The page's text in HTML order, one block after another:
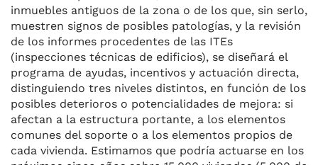
inmuebles antiguos de la zona o de los que, sin serlo,
muestren signos de posibles patologías, y la revisión
de los informes procedentes de las ITEs
(inspecciones técnicas de edificios), se diseñará el
programa de ayudas, incentivos y actuación directa,
distinguiendo tres niveles distintos, en función de los
posibles deterioros o potencialidades de mejora: si
afectan a la estructura portante, a los elementos
comunes del soporte o a los elementos propios de
cada vivienda. Estimamos que podría actuarse en los